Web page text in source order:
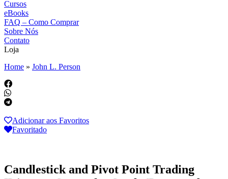
Cursos
eBooks
FAQ – Como Comprar
Sobre Nós
Contato
Loja
Home » John L. Person
Adicionar aos Favoritos
Favoritado
Candlestick and Pivot Point Trading